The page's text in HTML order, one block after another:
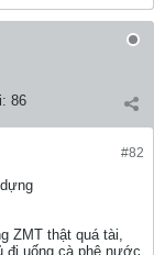
86
#82
ZMT thật quá tài,
đi uống cà phê nước